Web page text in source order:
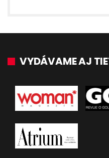
VYDÁVAME AJ